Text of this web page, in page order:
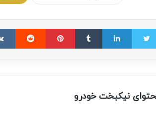
نیکبخت خودرو